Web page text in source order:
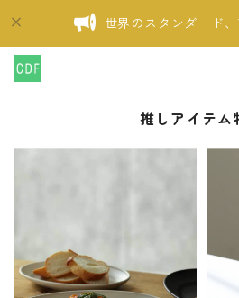
世界のスタンダード
推しアイテム